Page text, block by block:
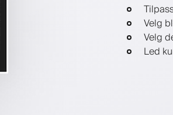
Velg
Velg
Led